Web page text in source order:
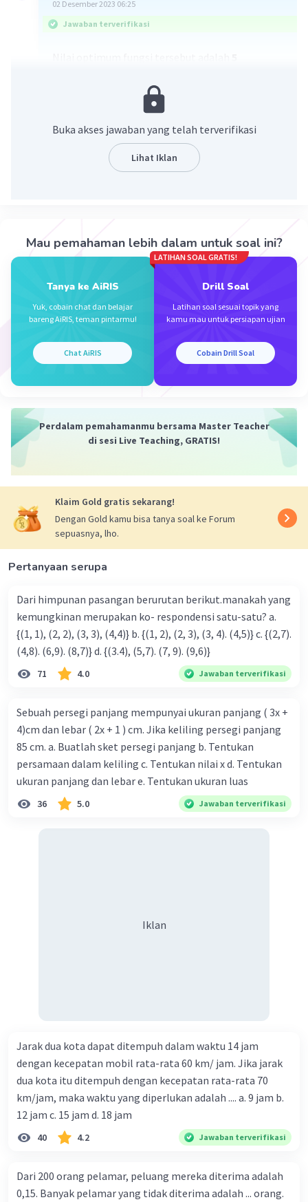
02 Desember 2023 06:25
Jawaban terverifikasi
Buka akses jawaban yang telah terverifikasi
Lihat Iklan
Mau pemahaman lebih dalam untuk soal ini?
Tanya ke AiRIS
Yuk, cobain chat dan belajar
bareng AiRIS, teman pintarmu!
Chat AiRIS
LATIHAN SOAL GRATIS!
Drill Soal
Latihan soal sesuai topik yang
kamu mau untuk persiapan ujian
Cobain Drill Soal
Perdalam pemahamanmu bersama Master Teacher
di sesi Live Teaching, GRATIS!
Klaim Gold gratis sekarang!
Dengan Gold kamu bisa tanya soal ke Forum
sepuasnya, lho.
Pertanyaan serupa
Dari himpunan pasangan berurutan berikut.manakah yang
kemungkinan merupakan ko- respondensi satu-satu? a.
{(1, 1), (2, 2), (3, 3), (4,4)} b. {(1, 2), (2, 3), (3, 4). (4,5)} c. {(2,7).
(4,8). (6,9). (8,7)} d. {(3.4), (5,7). (7, 9). (9,6)}
71 4.0 Jawaban terverifikasi
Sebuah persegi panjang mempunyai ukuran panjang ( 3x +
4)cm dan lebar ( 2x + 1 ) cm. Jika keliling persegi panjang
85 cm. a. Buatlah sket persegi panjang b. Tentukan
persamaan dalam keliling c. Tentukan nilai x d. Tentukan
ukuran panjang dan lebar e. Tentukan ukuran luas
36 5.0 Jawaban terverifikasi
Iklan
Jarak dua kota dapat ditempuh dalam waktu 14 jam
dengan kecepatan mobil rata-rata 60 km/ jam. Jika jarak
dua kota itu ditempuh dengan kecepatan rata-rata 70
km/jam, maka waktu yang diperlukan adalah .... a. 9 jam b.
12 jam c. 15 jam d. 18 jam
40 4.2 Jawaban terverifikasi
Dari 200 orang pelamar, peluang mereka diterima adalah
0,15. Banyak pelamar yang tidak diterima adalah ... orang.